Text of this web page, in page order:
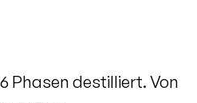
Phasen destilliert. Von